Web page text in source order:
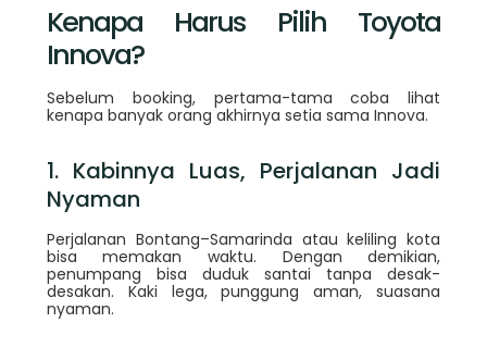
Kenapa Harus Pilih Toyota
Innova?
Sebelum booking, pertama-tama coba lihat
kenapa banyak orang akhirnya setia sama Innova.
1. Kabinnya Luas, Perjalanan Jadi
Nyaman
Perjalanan Bontang–Samarinda atau keliling kota
bisa memakan waktu. Dengan demikian,
penumpang bisa duduk santai tanpa desak-
desakan. Kaki lega, punggung aman, suasana
nyaman.